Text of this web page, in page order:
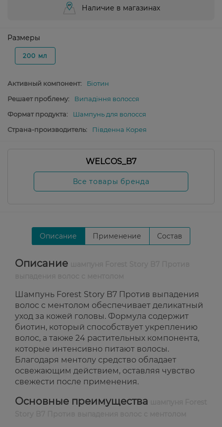
Наличие в магазинах
Размеры
200 мл
Активный компонент:
Біотин
Решает проблему:
Випадіння волосся
Формат продукта:
Шампунь для волосся
Страна-производитель:
Південна Корея
WELCOS_B7
Все товары бренда
Описание Применение Состав
Описание
Шампунь Forest Story B7 Против выпадения
волос с ментолом обеспечивает деликатный
уход за кожей головы. Формула содержит
биотин, который способствует укреплению
волос, а также 24 растительных компонента,
которые интенсивно питают волосы.
Благодаря ментолу средство обладает
освежающим действием, оставляя чувство
свежести после применения.
Основные преимущества